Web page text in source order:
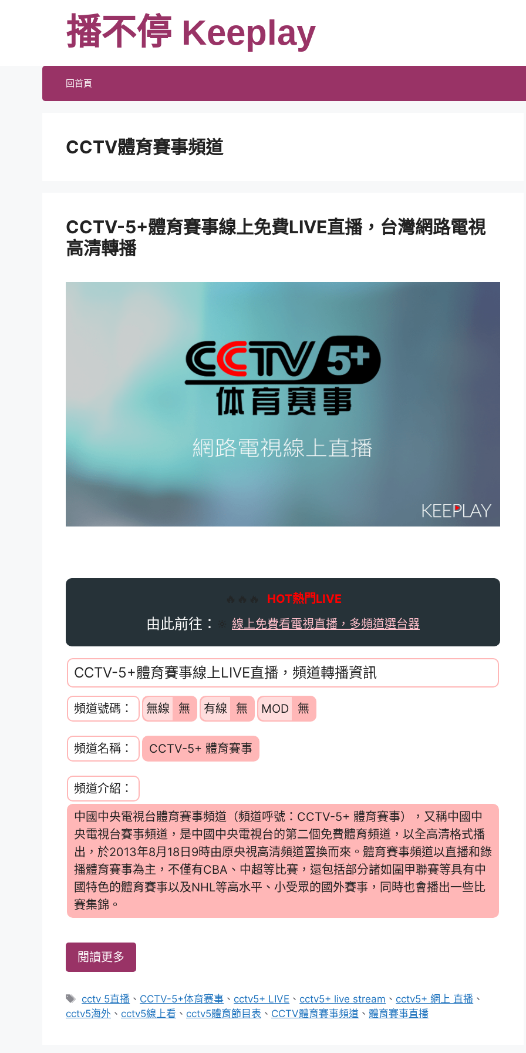
播不停 Keeplay
回首頁
CCTV體育賽事頻道
CCTV-5+體育賽事線上免費LIVE直播，台灣網路電視
高清轉播
HOT熱門LIVE
由此前往： 線上免費看電視直播，多頻道選台器
CCTV-5+體育賽事線上LIVE直播，頻道轉播資訊
頻道號碼： 無線 無 有線 無 MOD 無
頻道名稱： CCTV-5+ 體育賽事
頻道介紹：
中國中央電視台體育賽事頻道（頻道呼號：CCTV-5+ 體育賽事），又稱中國中
央電視台賽事頻道，是中國中央電視台的第二個免費體育頻道，以全高清格式播
出，於2013年8月18日9時由原央視高清頻道置換而來。體育賽事頻道以直播和錄
播體育賽事為主，不僅有CBA、中超等比賽，還包括部分諸如圍甲聯賽等具有中
國特色的體育賽事以及NHL等高水平、小受眾的國外賽事，同時也會播出一些比
賽集錦。
閱讀更多
標
籤
cctv 5直播 、 CCTV-5+体育赛事 、 cctv5+ LIVE 、 cctv5+ live stream 、 cctv5+ 網上 直播 、
cctv5海外 、 cctv5線上看 、 cctv5體育節目表 、 CCTV體育賽事頻道 、 體育賽事直播